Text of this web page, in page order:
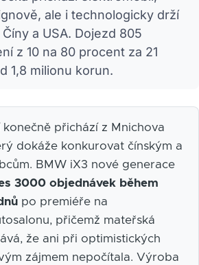
ale i technologicky drží
a USA. Dojezd 805
z 10 na 80 procent za 21
1,8 milionu korun.
konečně přichází z Mnichova
dokáže konkurovat čínským a
BMW iX3 nové generace
3000 objednávek během
po premiéře na
přičemž mateřská
že ani při optimistických
zájmem nepočítala. Výroba